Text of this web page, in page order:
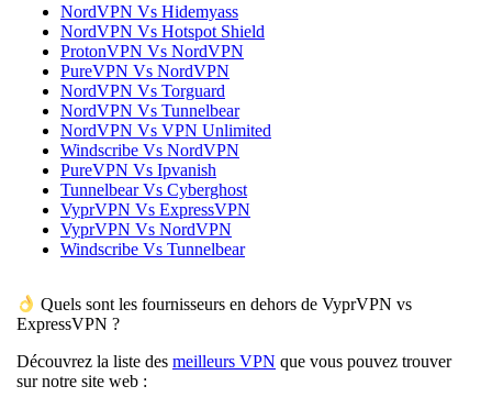
NordVPN Vs Hidemyass
NordVPN Vs Hotspot Shield
ProtonVPN Vs NordVPN
PureVPN Vs NordVPN
NordVPN Vs Torguard
NordVPN Vs Tunnelbear
NordVPN Vs VPN Unlimited
Windscribe Vs NordVPN
PureVPN Vs Ipvanish
Tunnelbear Vs Cyberghost
VyprVPN Vs ExpressVPN
VyprVPN Vs NordVPN
Windscribe Vs Tunnelbear
Quels sont les fournisseurs en dehors de VyprVPN vs
ExpressVPN ?
Découvrez la liste des meilleurs VPN que vous pouvez trouver
sur notre site web :